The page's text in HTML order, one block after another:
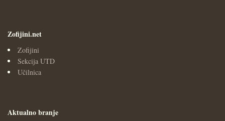
Zofijini.net
Zofijini
Sekcija UTD
Učilnica
Aktualno branje